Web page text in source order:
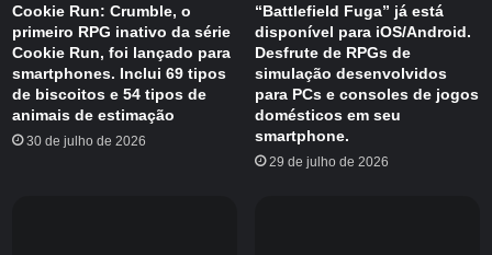
Dia 27 de janeiro (terça-feira) é aniversário de
Mafuyu Asahina (CV. Rui Tanabe) do “25:00,
Night Code”.
A partir de hoje, a My Sekai poderá fabricar
móveis específicos para aniversários e decorar
Cookie Run: Crumble, o
primeiro RPG inativo da série
Cookie Run, foi lançado para
smartphones. Inclui 69 tipos
de biscoitos e 54 tipos de
animais de estimação
30 de julho de 2026
“Battlefield Fuga” já está
disponível para iOS/Android.
Desfrute de RPGs de
simulação desenvolvidos
para PCs e consoles de jogos
domésticos em seu
smartphone.
29 de julho de 2026